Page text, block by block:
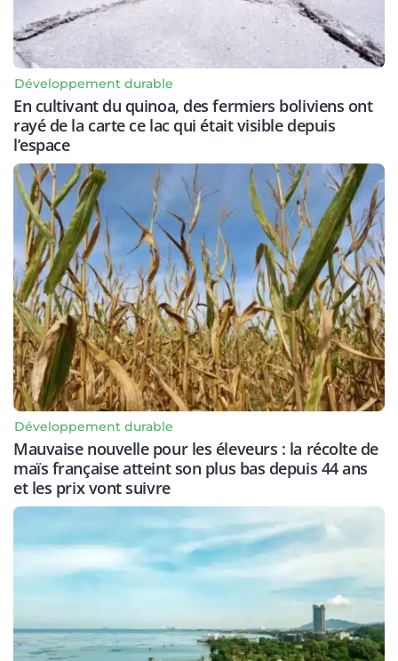
Développement durable
En cultivant du quinoa, des fermiers boliviens ont
rayé de la carte ce lac qui était visible depuis
l’espace
Développement durable
Mauvaise nouvelle pour les éleveurs : la récolte de
maïs française atteint son plus bas depuis 44 ans
et les prix vont suivre